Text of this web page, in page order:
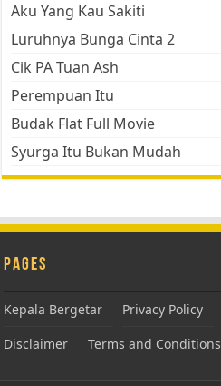
Aku Yang Kau Sakiti
Luruhnya Bunga Cinta 2
Cik PA Tuan Ash
Perempuan Itu
Budak Flat Full Movie
Syurga Itu Bukan Mudah
Pages
Kepala Bergetar Privacy Policy
Disclaimer
Terms and Conditions